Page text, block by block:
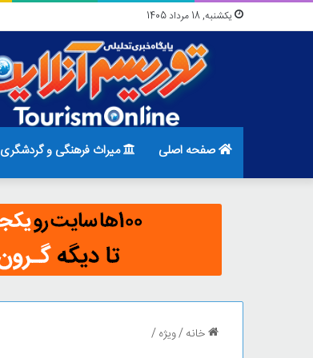
یکشنبه, 18 مرداد 1405
صفحه اصلی میراث فرهنگی و گردشگری
خانه/ویژه/